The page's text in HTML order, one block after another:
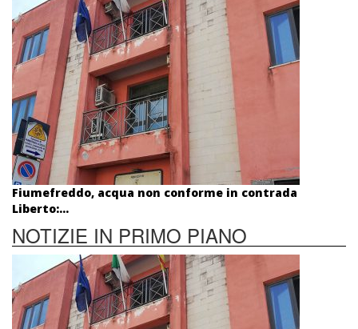
Fiumefreddo, acqua non conforme in contrada
Liberto:...
NOTIZIE IN PRIMO PIANO